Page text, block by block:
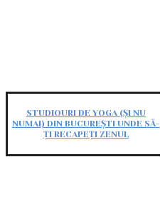
STUDIOURI DE YOGA (ȘI NU
NUMAI) DIN BUCUREȘTI UNDE SĂ-
ȚI RECAPEȚI ZENUL